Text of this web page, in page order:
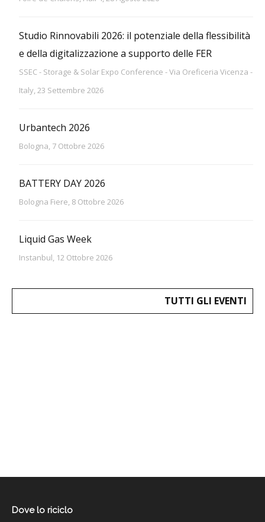
Studio Rinnovabili 2026: il potenziale della flessibilità
e della digitalizzazione a supporto delle FER
SSEC - Storage & Solar Expo Conference - Via Oreficeria Vicenza -
Italy, 23 Settembre 2026
Urbantech 2026
Bologna, 7 Ottobre 2026
BATTERY DAY 2026
Bologna Fiere, 8 Ottobre 2026
Liquid Gas Week
Instanbul, 12 Ottobre 2026
TUTTI GLI EVENTI
Dove lo riciclo